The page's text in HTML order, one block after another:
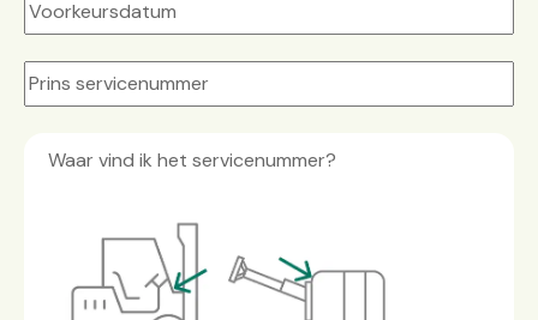
Waar vind ik het servicenummer?